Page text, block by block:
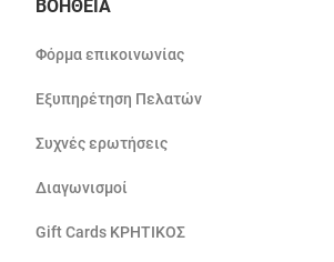
ΒΟΗΘΕΙΑ
Φόρμα επικοινωνίας
Εξυπηρέτηση Πελατών
Συχνές ερωτήσεις
Διαγωνισμοί
Gift Cards ΚΡΗΤΙΚΟΣ